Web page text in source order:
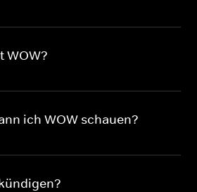
WOW?
ich WOW schauen?